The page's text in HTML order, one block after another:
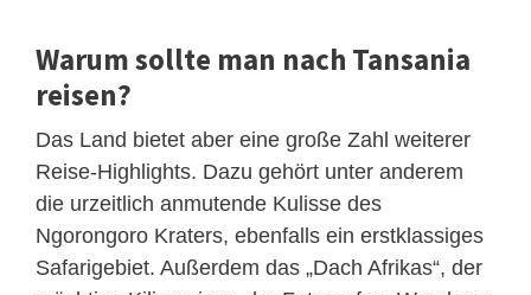
Warum sollte man nach Tansania
reisen?
Das Land bietet aber eine große Zahl weiterer
Reise-Highlights. Dazu gehört unter anderem
die urzeitlich anmutende Kulisse des
Ngorongoro Kraters, ebenfalls ein erstklassiges
Safarigebiet. Außerdem das „Dach Afrikas“, der